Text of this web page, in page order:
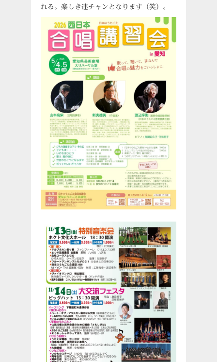
れる。楽しき連チャンとなります（笑）。